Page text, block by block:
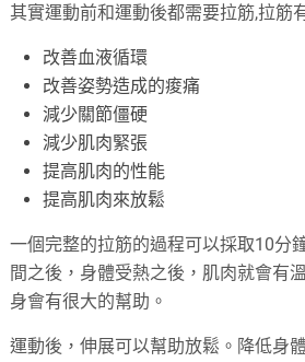
其實運動前和運動後都需要拉筋,拉筋
改善血液循環
改善姿勢造成的痠痛
減少關節僵硬
減少肌肉緊張
提高肌肉的性能
提高肌肉來放鬆
一個完整的拉筋的過程可以採取10分
間之後，身體受熱之後，肌肉就會有
身會有很大的幫助。
運動後，伸展可以幫助放鬆。降低身